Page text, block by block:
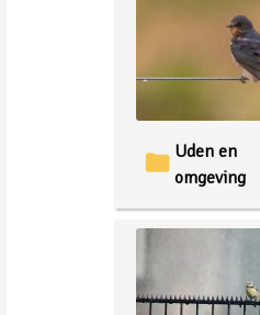
Uden en
omgeving